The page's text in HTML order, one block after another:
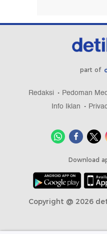
part of
Redaksi Pedoman
Info Iklan
Download
Copyright @ 2026